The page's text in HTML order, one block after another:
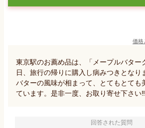
価格
東京駅のお薦め品は、「メープルバター
日、旅行の帰りに購入し病みつきとなり
バターの風味が相まって、とてもとても
ています。是非一度、お取り寄せ下さい‼️
回答された質問